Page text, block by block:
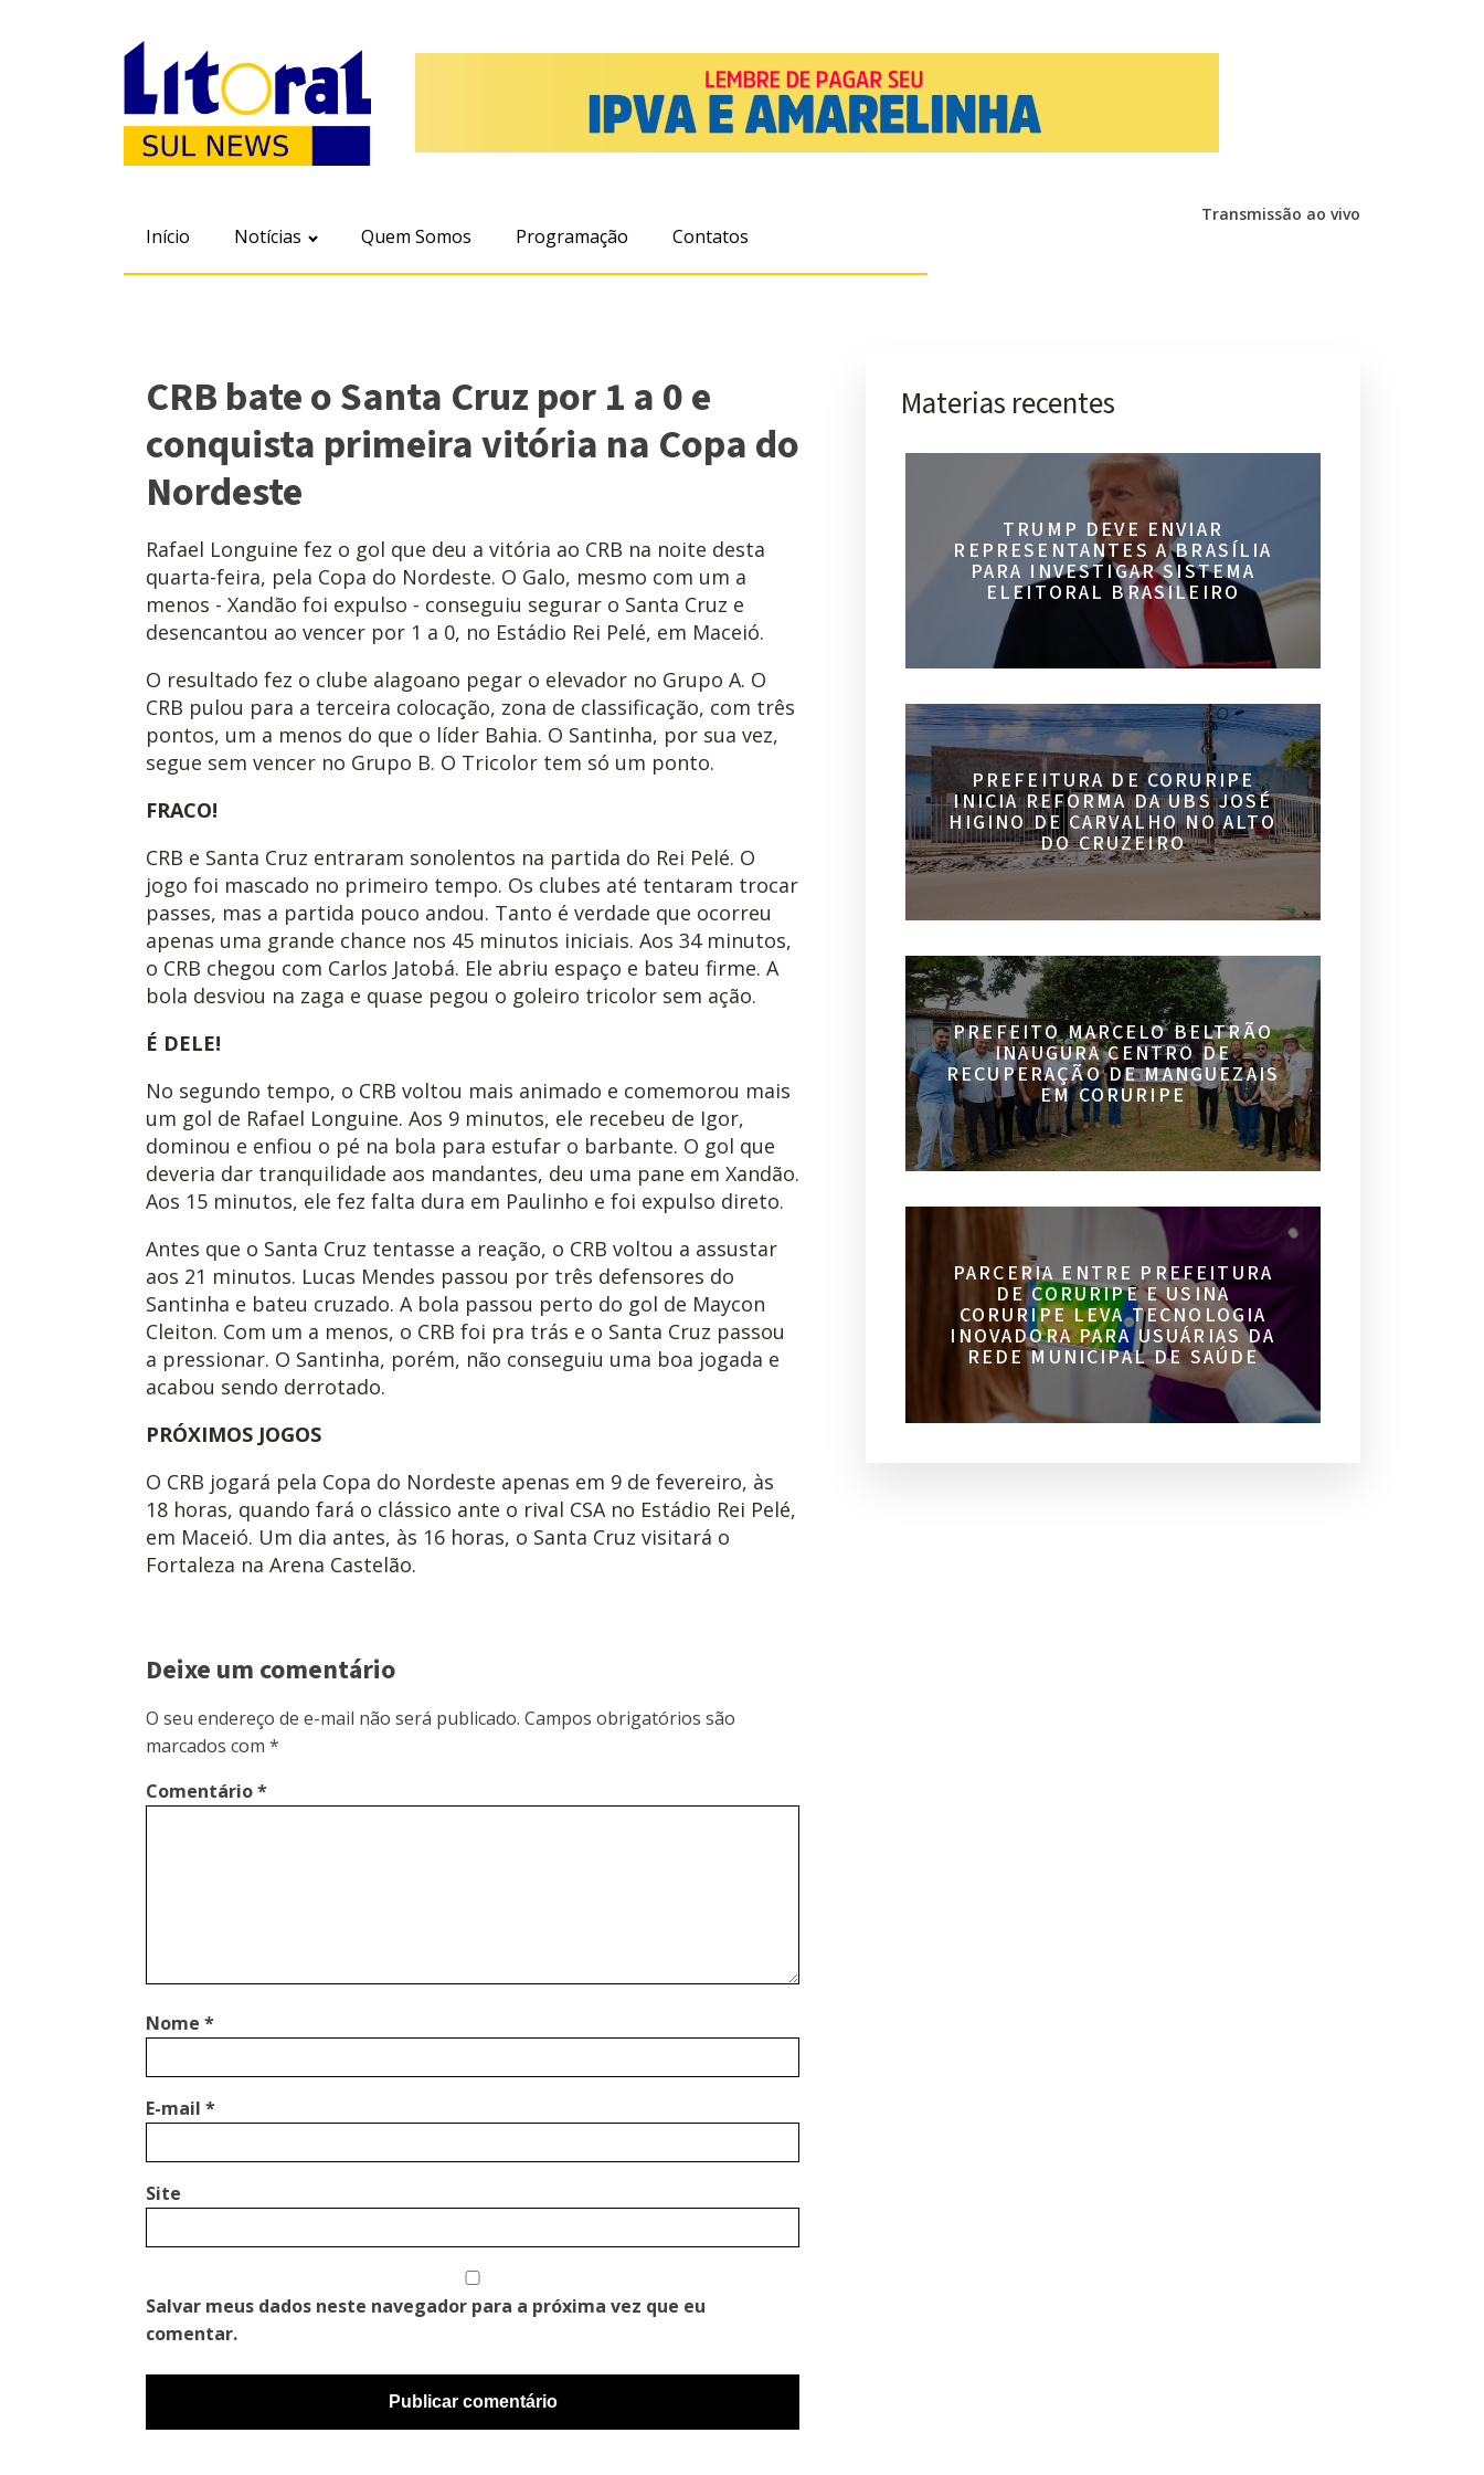
Início Notícias Quem Somos Programação Contatos
Transmissão ao vivo
CRB bate o Santa Cruz por 1 a 0 e
conquista primeira vitória na Copa do
Nordeste
Rafael Longuine fez o gol que deu a vitória ao CRB na noite desta
quarta-feira, pela Copa do Nordeste. O Galo, mesmo com um a
menos - Xandão foi expulso - conseguiu segurar o Santa Cruz e
desencantou ao vencer por 1 a 0, no Estádio Rei Pelé, em Maceió.
O resultado fez o clube alagoano pegar o elevador no Grupo A. O
CRB pulou para a terceira colocação, zona de classificação, com três
pontos, um a menos do que o líder Bahia. O Santinha, por sua vez,
segue sem vencer no Grupo B. O Tricolor tem só um ponto.
FRACO!
CRB e Santa Cruz entraram sonolentos na partida do Rei Pelé. O
jogo foi mascado no primeiro tempo. Os clubes até tentaram trocar
passes, mas a partida pouco andou. Tanto é verdade que ocorreu
apenas uma grande chance nos 45 minutos iniciais. Aos 34 minutos,
o CRB chegou com Carlos Jatobá. Ele abriu espaço e bateu firme. A
bola desviou na zaga e quase pegou o goleiro tricolor sem ação.
É DELE!
No segundo tempo, o CRB voltou mais animado e comemorou mais
um gol de Rafael Longuine. Aos 9 minutos, ele recebeu de Igor,
dominou e enfiou o pé na bola para estufar o barbante. O gol que
deveria dar tranquilidade aos mandantes, deu uma pane em Xandão.
Aos 15 minutos, ele fez falta dura em Paulinho e foi expulso direto.
Antes que o Santa Cruz tentasse a reação, o CRB voltou a assustar
aos 21 minutos. Lucas Mendes passou por três defensores do
Santinha e bateu cruzado. A bola passou perto do gol de Maycon
Cleiton. Com um a menos, o CRB foi pra trás e o Santa Cruz passou
a pressionar. O Santinha, porém, não conseguiu uma boa jogada e
acabou sendo derrotado.
PRÓXIMOS JOGOS
O CRB jogará pela Copa do Nordeste apenas em 9 de fevereiro, às
18 horas, quando fará o clássico ante o rival CSA no Estádio Rei Pelé,
em Maceió. Um dia antes, às 16 horas, o Santa Cruz visitará o
Fortaleza na Arena Castelão.
Deixe um comentário
O seu endereço de e-mail não será publicado. Campos obrigatórios são
marcados com *
Comentário*
Nome *
E-mail *
Site
Salvar meus dados neste navegador para a próxima vez que eu
comentar.
Materias recentes
TRUMP DEVE ENVIAR
REPRESENTANTES A BRASÍLIA
PARA INVESTIGAR SISTEMA
ELEITORAL BRASILEIRO
PREFEITURA DE CORURIPE
INICIA REFORMA DA UBS JOSÉ
HIGINO DE CARVALHO NO ALTO
DO CRUZEIRO
PREFEITO MARCELO BELTRÃO
INAUGURA CENTRO DE
RECUPERAÇÃO DE MANGUEZAIS
EM CORURIPE
PARCERIA ENTRE PREFEITURA
DE CORURIPE E USINA
CORURIPE LEVA TECNOLOGIA
INOVADORA PARA USUÁRIAS DA
REDE MUNICIPAL DE SAÚDE